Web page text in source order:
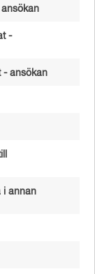
-
- ansökan
i annan